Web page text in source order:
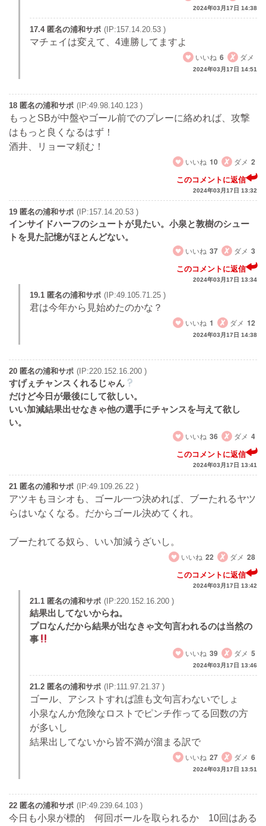
2024年03月17日 14:38
17.4 匿名の浦和サポ (IP:157.14.20.53 )
マチェイは変えて、4連勝してますよ
いいね 6 ダメ
2024年03月17日 14:51
18 匿名の浦和サポ (IP:49.98.140.123 )
もっとSBが中盤やゴール前でのプレーに絡めれば、攻撃
はもっと良くなるはず！
酒井、リョーマ頼む！
いいね 10 ダメ 2
このコメントに返信
2024年03月17日 13:32
19 匿名の浦和サポ (IP:157.14.20.53 )
インサイドハーフのシュートが見たい。小泉と敦樹のシュー
トを見た記憶がほとんどない。
いいね 37 ダメ 3
このコメントに返信
2024年03月17日 13:34
19.1 匿名の浦和サポ (IP:49.105.71.25 )
君は今年から見始めたのかな？
いいね 1 ダメ 12
2024年03月17日 14:38
20 匿名の浦和サポ (IP:220.152.16.200 )
すげぇチャンスくれるじゃん
だけど今日が最後にして欲しい。
いい加減結果出せなきゃ他の選手にチャンスを与えて欲し
い。
いいね 36 ダメ 4
このコメントに返信
2024年03月17日 13:41
21 匿名の浦和サポ (IP:49.109.26.22 )
アツキもヨシオも、ゴール一つ決めれば、ブーたれるヤツ
らはいなくなる。だからゴール決めてくれ。
ブーたれてる奴ら、いい加減うざいし。
いいね 22 ダメ 28
このコメントに返信
2024年03月17日 13:42
21.1 匿名の浦和サポ (IP:220.152.16.200 )
結果出してないからね。
プロなんだから結果が出なきゃ文句言われるのは当然の
事
いいね 39 ダメ 5
2024年03月17日 13:46
21.2 匿名の浦和サポ (IP:111.97.21.37 )
ゴール、アシストすれば誰も文句言わないでしょ
小泉なんか危険なロストでピンチ作ってる回数の方
が多いし
結果出してないから皆不満が溜まる訳で
いいね 27 ダメ 6
2024年03月17日 13:51
22 匿名の浦和サポ (IP:49.239.64.103 )
今日も小泉が標的 何回ボールを取られるか 10回はある